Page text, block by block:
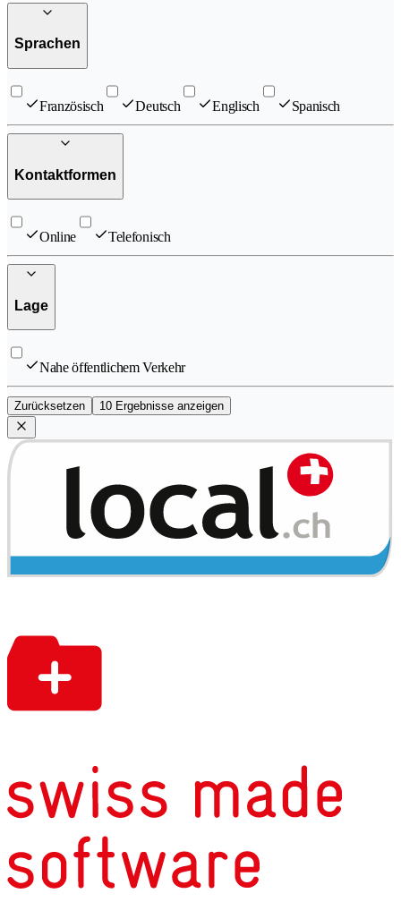
Sprachen
Französisch Deutsch Englisch Spanisch
Kontaktformen
Online Telefonisch
Lage
Nahe öffentlichem Verkehr
Zurücksetzen 10 Ergebnisse anzeigen